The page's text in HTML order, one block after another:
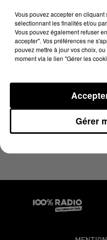
8 juin 2026 - 4 min 11 sec
LES INFOS DU TARN
Vous pouvez accepter en cliquant
sélectionnant les finalités et/ou
Vous pouvez également refuser
accepter". Vos préférences ne
pouvez mettre à jour vos choix,
moment via le lien "Gérer les
Gérer